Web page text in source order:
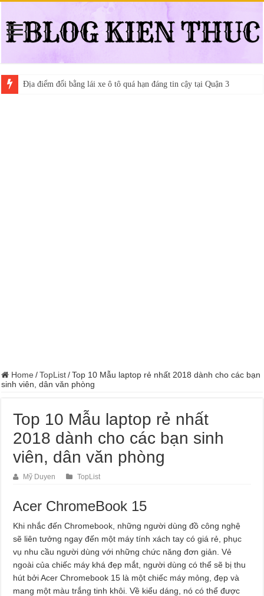
Địa điểm đổi bằng lái xe ô tô quá hạn đáng tin cậy tại Quận 3
Trung tâm nào học thi giấy phép lái xe hạng A (A2 cũ), A1 uy tín tại
Home / TopList / Top 10 Mẫu laptop rẻ nhất 2018 dành cho các bạn
sinh viên, dân văn phòng
Top 10 Mẫu laptop rẻ nhất
2018 dành cho các bạn sinh
viên, dân văn phòng
Mỹ Duyen TopList
Acer ChromeBook 15
Khi nhắc đến Chromebook, những người dùng đồ công nghệ
sẽ liên tưởng ngay đến một máy tính xách tay có giá rẻ, phục
vụ nhu cầu người dùng với những chức năng đơn giản. Vẻ
ngoài của chiếc máy khá đẹp mắt, người dùng có thể sẽ bị thu
hút bởi Acer Chromebook 15 là một chiếc máy mỏng, đẹp và
mang một màu trắng tinh khôi. Về kiểu dáng, nó có thể được